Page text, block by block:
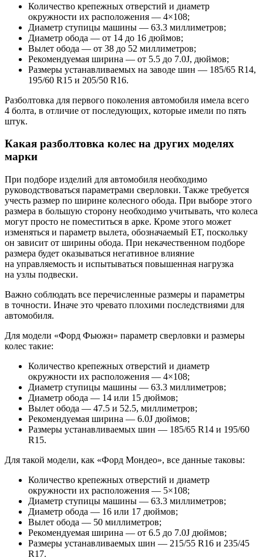
Количество крепежных отверстий и диаметр
окружности их расположения — 4×108;
Диаметр ступицы машины — 63.3 миллиметров;
Диаметр обода — от 14 до 16 дюймов;
Вылет обода — от 38 до 52 миллиметров;
Рекомендуемая ширина — от 5.5 до 7.0J, дюймов;
Размеры устанавливаемых на заводе шин — 185/65 R14,
195/60 R15 и 205/50 R16.
Разболтовка для первого поколения автомобиля имела всего
4 болта, в отличие от последующих, которые имели по пять
штук.
Какая разболтовка колес на других моделях
марки
При подборе изделий для автомобиля необходимо
руководствоваться параметрами сверловки. Также требуется
учесть размер по ширине колесного обода. При выборе этого
размера в большую сторону необходимо учитывать, что колеса
могут просто не поместиться в арке. Кроме этого может
изменяться и параметр вылета, обозначаемый ET, поскольку
он зависит от ширины обода. При некачественном подборе
размера будет оказываться негативное влияние
на управляемость и испытываться повышенная нагрузка
на узлы подвески.
Важно соблюдать все перечисленные размеры и параметры
в точности. Иначе это чревато плохими последствиями для
автомобиля.
Для модели «Форд Фьюжн» параметр сверловки и размеры
колес такие:
Количество крепежных отверстий и диаметр
окружности их расположения — 4×108;
Диаметр ступицы машины — 63.3 миллиметров;
Диаметр обода — 14 или 15 дюймов;
Вылет обода — 47.5 и 52.5, миллиметров;
Рекомендуемая ширина — 6.0J дюймов;
Размеры устанавливаемых шин — 185/65 R14 и 195/60
R15.
Для такой модели, как «Форд Мондео», все данные таковы:
Количество крепежных отверстий и диаметр
окружности их расположения — 5×108;
Диаметр ступицы машины — 63.3 миллиметров;
Диаметр обода — 16 или 17 дюймов;
Вылет обода — 50 миллиметров;
Рекомендуемая ширина — от 6.5 до 7.0J дюймов;
Размеры устанавливаемых шин — 215/55 R16 и 235/45
R17.